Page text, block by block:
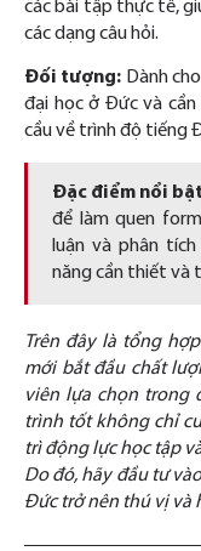
các bài tập thực tế,
các dạng câu hỏi.
Đối tượng: Dành
đại học ở Đức và cần
cầu về trình độ tiếng
Đặc điểm nổi
để làm quen
luận và phân
năng cần thiết và
Trên đây là tổng
mới bắt đầu chất
viên lựa chọn trong
trình tốt không chỉ
trì động lực học tập
Do đó, hãy đầu tư
Đức trở nên thú vị và